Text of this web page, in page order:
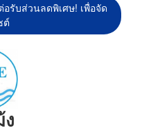
รับส่วนลดพิเศษ! เพื่อจัด
ต์